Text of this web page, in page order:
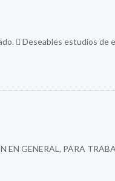
 Deseables estudios de
GENERAL, PARA